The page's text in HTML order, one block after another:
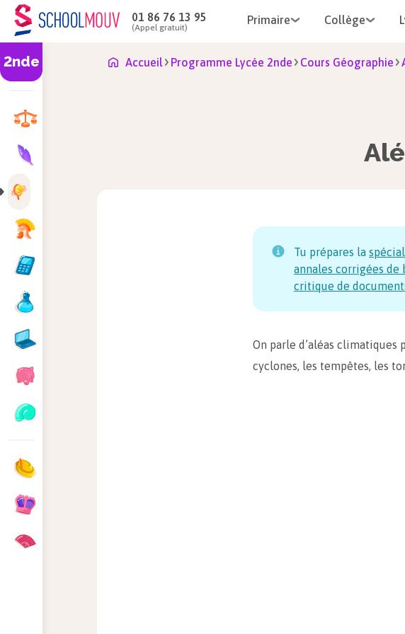
01 86 76 13 95
(Appel gratuit)
Primaire Collège
2nde Accueil Programme Lycée 2nde Cours Géographie
Tu prépares la
annales corrigées de
critique de
On parle d’aléas climatiques
cyclones, les tempêtes, les